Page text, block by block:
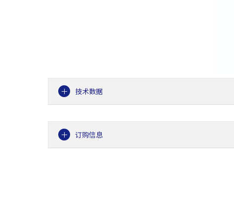
技术数据
订购信息